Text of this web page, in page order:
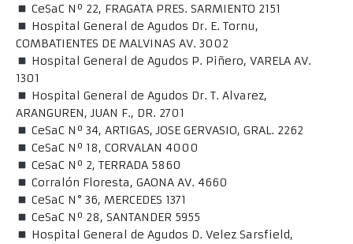
CeSaC Nº 22, FRAGATA PRES. SARMIENTO 2151
Hospital General de Agudos Dr. E. Tornu,
COMBATIENTES DE MALVINAS AV. 3002
Hospital General de Agudos P. Piñero, VARELA AV.
1301
Hospital General de Agudos Dr. T. Alvarez,
ARANGUREN, JUAN F., DR. 2701
CeSaC Nº 34, ARTIGAS, JOSE GERVASIO, GRAL. 2262
CeSaC Nº 18, CORVALAN 4000
CeSaC Nº 2, TERRADA 5860
Corralón Floresta, GAONA AV. 4660
CeSaC N° 36, MERCEDES 1371
CeSaC Nº 28, SANTANDER 5955
Hospital General de Agudos D. Velez Sarsfield,